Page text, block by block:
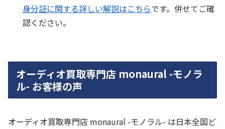
身分証に関する詳しい解説はこちらです。併せてご確
認ください。
オーディオ買取専門店 monaural -モノラ
ル- お客様の声
オーディオ買取専門店 monaural -モノラル- は日本全国ど